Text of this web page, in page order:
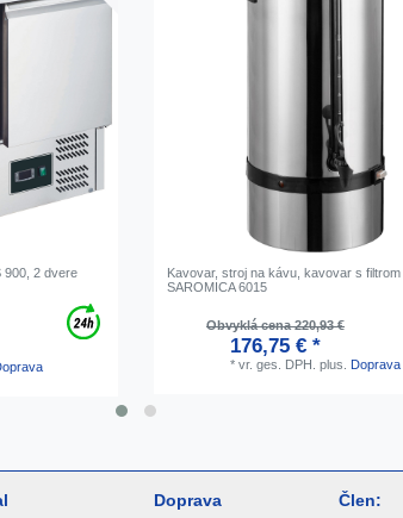
900, 2 dvere
Kavovar, stroj na kávu, kavovar s
SAROMICA 6015
Obvyklá cena 220,93 €
176,75 € *
* vr. ges. DPH. plus. Doprava
Doprava Člen: